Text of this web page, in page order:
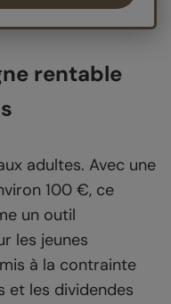
rentable
adultes. Avec une
100 €, ce
un outil
les jeunes
à la contrainte
et les dividendes